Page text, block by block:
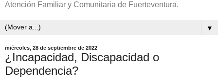
Atención Familiar y Comunitaria de Fuerteventura.
▼
miércoles, 28 de septiembre de 2022
¿Incapacidad, Discapacidad o
Dependencia?